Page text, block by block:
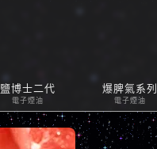
鹽博士二代
電子煙油
爆脾氣系列
電子煙油